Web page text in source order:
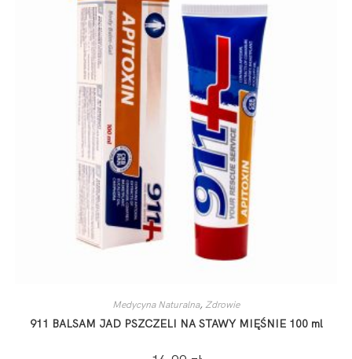
Medycyna Naturalna,Zdrowie
911 BALSAM JAD PSZCZELI NA STAWY MIĘŚNIE 100 ml